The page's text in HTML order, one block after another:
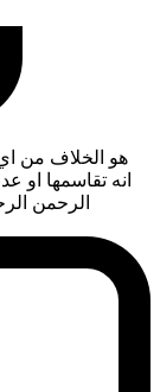
هو الخلاف من اي
انه تقاسمها او
الرحمن